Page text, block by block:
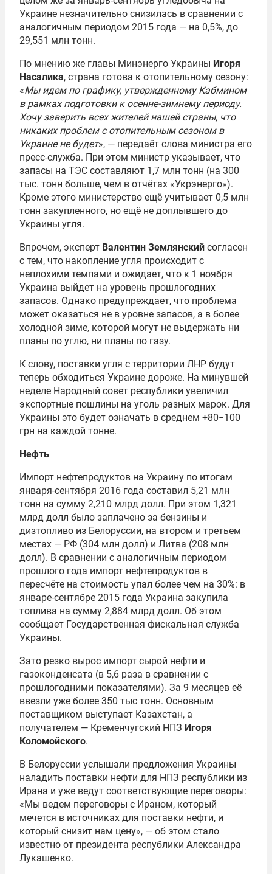
Украине незначительно снизилась в сравнении с
аналогичным периодом 2015 года — на 0,5%, до
29,551 млн тонн.
По мнению же главы Минэнерго Украины Игоря
Насалика, страна готова к отопительному сезону:
«Мы идем по графику, утвержденному Кабмином
в рамках подготовки к осенне-зимнему периоду.
Хочу заверить всех жителей нашей страны, что
никаких проблем с отопительным сезоном в
Украине не будет», — передаёт слова министра его
пресс-служба. При этом министр указывает, что
запасы на ТЭС составляют 1,7 млн тонн (на 300
тыс. тонн больше, чем в отчётах «Укрэнерго»).
Кроме этого министерство ещё учитывает 0,5 млн
тонн закупленного, но ещё не доплывшего до
Украины угля.
Впрочем, эксперт Валентин Землянский согласен
с тем, что накопление угля происходит с
неплохими темпами и ожидает, что к 1 ноября
Украина выйдет на уровень прошлогодних
запасов. Однако предупреждает, что проблема
может оказаться не в уровне запасов, а в более
холодной зиме, которой могут не выдержать ни
планы по углю, ни планы по газу.
К слову, поставки угля с территории ЛНР будут
теперь обходиться Украине дороже. На минувшей
неделе Народный совет республики увеличил
экспортные пошлины на уголь разных марок. Для
Украины это будет означать в среднем +80−100
грн на каждой тонне.
Нефть
Импорт нефтепродуктов на Украину по итогам
января-сентября 2016 года составил 5,21 млн
тонн на сумму 2,210 млрд долл. При этом 1,321
млрд долл было заплачено за бензины и
дизтопливо из Белоруссии, на втором и третьем
местах — РФ (304 млн долл) и Литва (208 млн
долл). В сравнении с аналогичным периодом
прошлого года импорт нефтепродуктов в
пересчёте на стоимость упал более чем на 30%: в
январе-сентябре 2015 года Украина закупила
топлива на сумму 2,884 млрд долл. Об этом
сообщает Государственная фискальная служба
Украины.
Зато резко вырос импорт сырой нефти и
газоконденсата (в 5,6 раза в сравнении с
прошлогодними показателями). За 9 месяцев её
ввезли уже более 350 тыс тонн. Основным
поставщиком выступает Казахстан, а
получателем — Кременчугский НПЗ Игоря
Коломойского.
В Белоруссии услышали предложения Украины
наладить поставки нефти для НПЗ республики из
Ирана и уже ведут соответствующие переговоры:
«Мы ведем переговоры с Ираном, который
мечется в источниках для поставки нефти, и
который снизит нам цену», — об этом стало
известно от президента республики Александра
Лукашенко.